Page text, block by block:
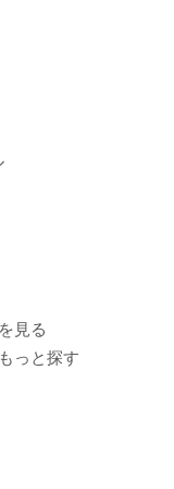
見る
っと探す